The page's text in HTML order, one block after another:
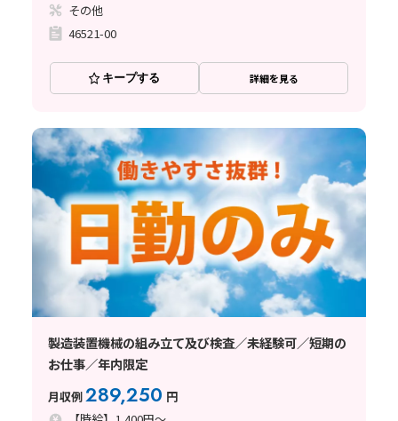
その他
46521-00
キープする 詳細を見る
製造装置機械の組み立て及び検査／未経験可／短期の
お仕事／年内限定
月収例289,250 円